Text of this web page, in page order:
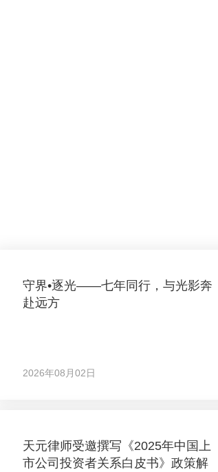
守界•逐光——七年同行，与光影奔
赴远方
2026年08月02日
天元律师受邀撰写《2025年中国上
市公司投资者关系白皮书》政策解